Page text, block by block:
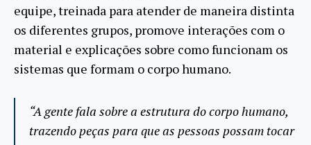
equipe, treinada para atender de maneira distinta
os diferentes grupos, promove interações com o
material e explicações sobre como funcionam os
sistemas que formam o corpo humano.
“A gente fala sobre a estrutura do corpo humano,
trazendo peças para que as pessoas possam tocar